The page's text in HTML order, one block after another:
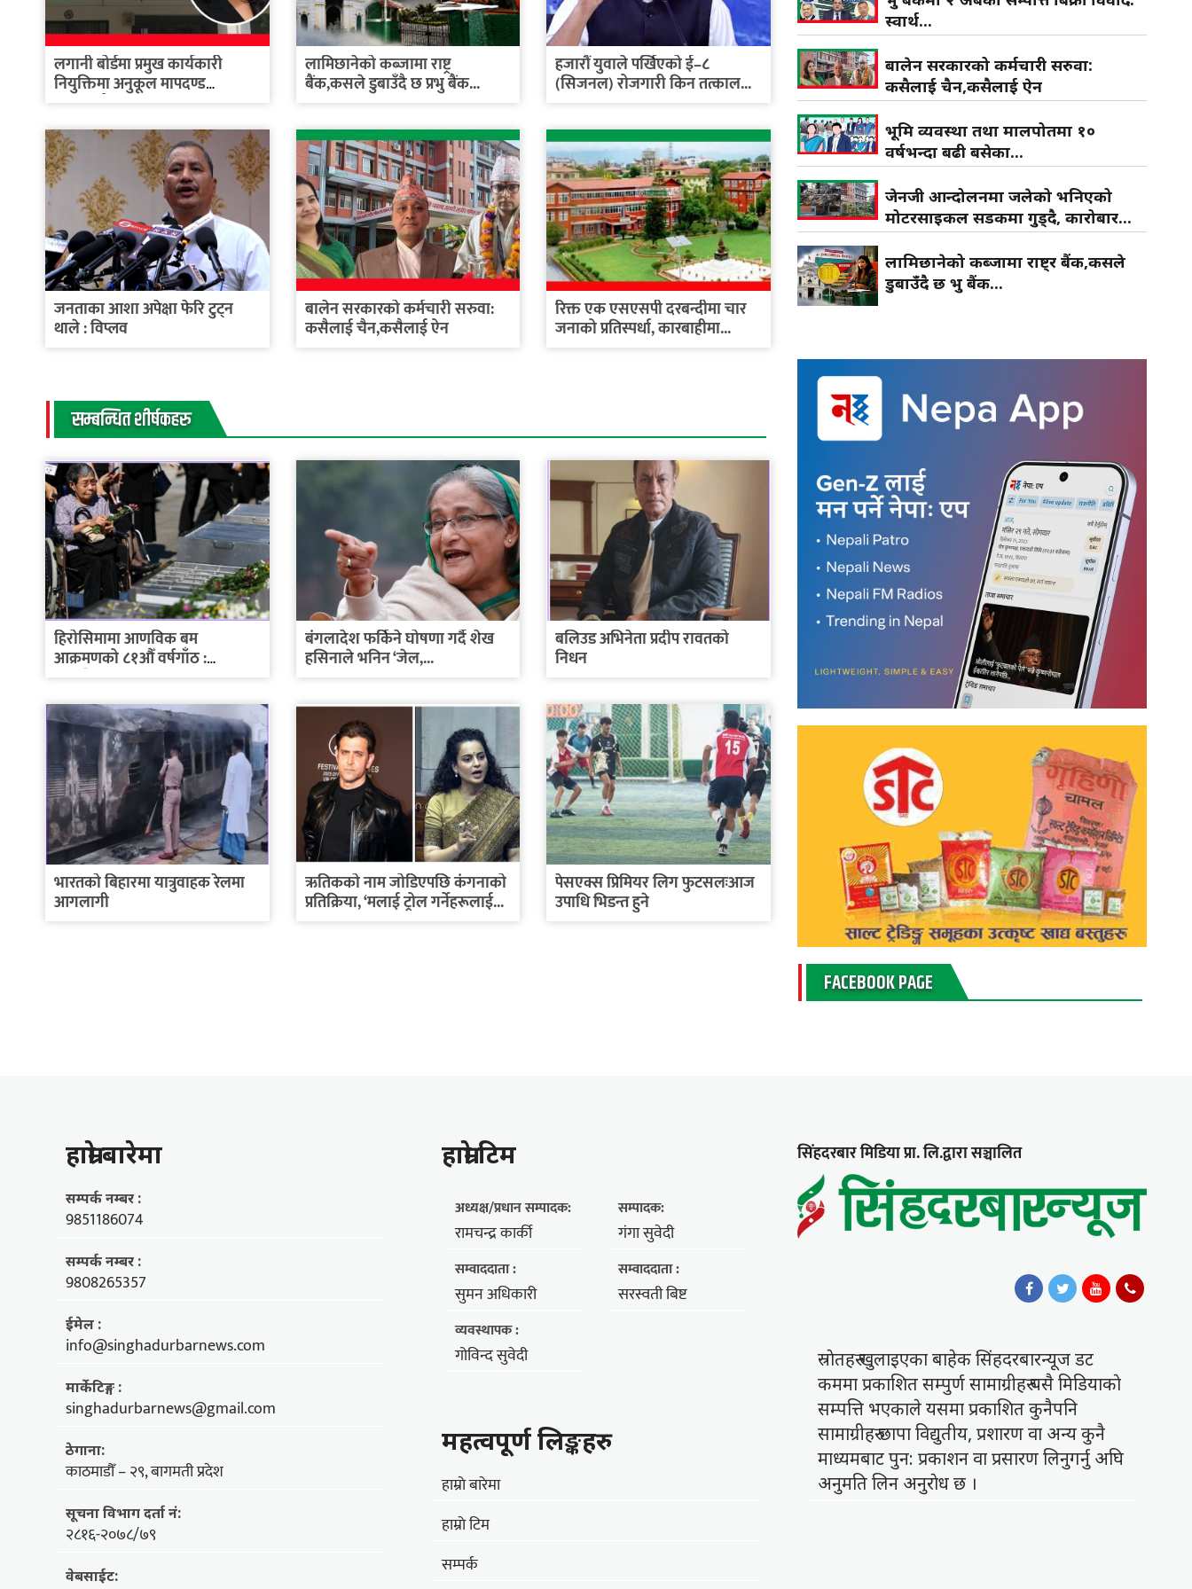
लगानी बोर्डमा प्रमुख कार्यकारी
नियुक्तिमा अनुकूल मापदण्ड
लामिछानेको कब्जामा राष्ट्र
बैंक,कसले डुबाउँदै छ प्रभु बैंक...
हजारौं युवाले पर्खिएको ई–८
(सिजनल) रोजगारी किन तत्काल...
जनताका आशा अपेक्षा फेरि टुट्न
थाले : विप्लव
बालेन सरकारको कर्मचारी सरुवा:
कसैलाई चैन,कसैलाई ऐन
रिक्त एक एसएसपी दरबन्दीमा चार
जनाको प्रतिस्पर्धा, कारबाहीमा...
सम्बन्धित शीर्षकहरु
हिरोसिमामा आणविक बम
आक्रमणको ८१औँ वर्षगाँठ :
बंगलादेश फर्किने घोषणा गर्दै शेख
हसिनाले भनिन ‘जेल,...
बलिउड अभिनेता प्रदीप रावतको
निधन
भारतको बिहारमा यात्रुवाहक रेलमा
आगलागी
ऋतिकको नाम जोडिएपछि कंगनाको
प्रतिक्रिया, ‘मलाई ट्रोल गर्नेहरूलाई...
पेसएक्स प्रिमियर लिग फुटसलःआज
उपाधि भिडन्त हुने
स्वार्थ...
बालेन सरकारको कर्मचारी सरुवा:
कसैलाई चैन,कसैलाई ऐन
भूमि व्यवस्था तथा मालपोतमा १०
वर्षभन्दा बढी बसेका...
जेनजी आन्दोलनमा जलेको भनिएको
मोटरसाइकल सडकमा गुड्दै, कारोबार...
लामिछानेको कब्जामा राष्ट्र बैंक,कसले
डुबाउँदै छ प्रभु बैंक...
FACEBOOK PAGE
हाम्राे बारेमा
सम्पर्क नम्बर :
9851186074
सम्पर्क नम्बर :
9808265357
ईमेल :
info@singhadurbarnews.com
मार्केटिङ्ग :
singhadurbarnews@gmail.com
ठेगाना:
काठमाडौँ – २९, बागमती प्रदेश
सूचना विभाग दर्ता नं:
२८१६-२०७८/७९
वेबसाईट:
हाम्राे टिम
अध्यक्ष/प्रधान सम्पादक:
रामचन्द्र कार्की
सम्पादक:
गंगा सुवेदी
सम्वाददाता :
सुमन अधिकारी
सम्वाददाता :
सरस्वती बिष्ट
व्यवस्थापक :
गोविन्द सुवेदी
महत्वपूर्ण लिङ्कहरु
हाम्राे बारेमा
हाम्राे टिम
सम्पर्क
सिंहदरबार मिडिया प्रा. लि.द्वारा सञ्चालित
स्राेतहरु खुलाइएका बाहेक सिंहदरबारन्यूज डट
कममा प्रकाशित सम्पुर्ण सामाग्रीहरु यसै मिडियाकाे
सम्पत्ति भएकाले यसमा प्रकाशित कुनैपनि
सामाग्रीहरु छापा विद्युतीय, प्रशारण वा अन्य कुनै
माध्यमबाट पुन: प्रकाशन वा प्रसारण लिनुगर्नु अघि
अनुमति लिन अनुराेध छ ।